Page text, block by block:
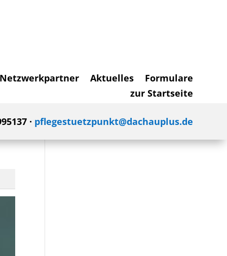
Aktuelles
Formulare
zur Startseite
· pflegestuetzpunkt@dachauplus.de